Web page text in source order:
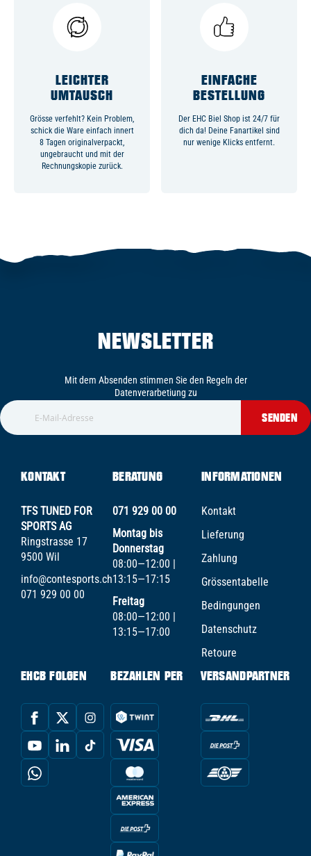
LEICHTER
UMTAUSCH
Grösse verfehlt? Kein Problem,
schick die Ware einfach innert
8 Tagen originalverpackt,
ungebraucht und mit der
Rechnungskopie zurück.
EINFACHE
BESTELLUNG
Der EHC Biel Shop ist 24/7 für
dich da! Deine Fanartikel sind
nur wenige Klicks entfernt.
NEWSLETTER
Mit dem Absenden stimmen Sie den Regeln der
Datenverarbetiung zu
SENDEN
KONTAKT
TFS TUNED FOR
SPORTS AG
Ringstrasse 17
9500 Wil
info@contesports.ch
071 929 00 00
BERATUNG
071 929 00 00
Montag bis
Donnerstag
08:00—12:00 |
13:15—17:15
Freitag
08:00—12:00 |
13:15—17:00
INFORMATIONEN
Kontakt
Lieferung
Zahlung
Grössentabelle
Bedingungen
Datenschutz
Retoure
EHCB FOLGEN BEZAHLEN PER VERSANDPARTNER